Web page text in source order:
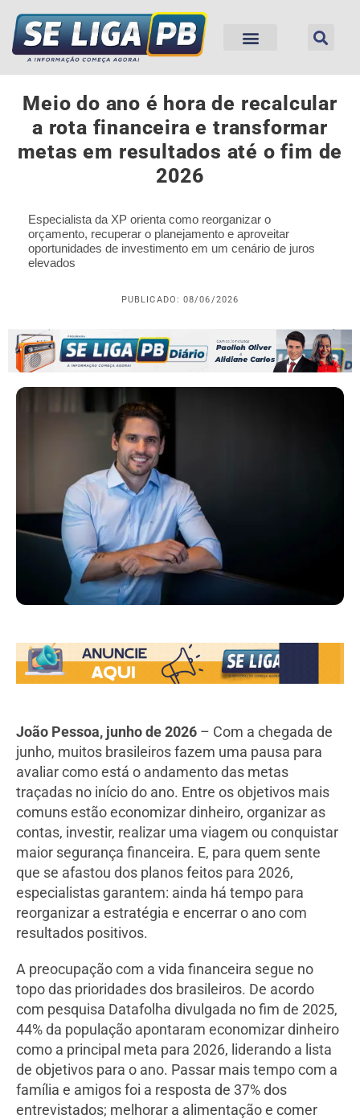
Meio do ano é hora de recalcular
a rota financeira e transformar
metas em resultados até o fim de
2026
Especialista da XP orienta como reorganizar o
orçamento, recuperar o planejamento e aproveitar
oportunidades de investimento em um cenário de juros
elevados
PUBLICADO: 08/06/2026
João Pessoa, junho de 2026 – Com a chegada de
junho, muitos brasileiros fazem uma pausa para
avaliar como está o andamento das metas
traçadas no início do ano. Entre os objetivos mais
comuns estão economizar dinheiro, organizar as
contas, investir, realizar uma viagem ou conquistar
maior segurança financeira. E, para quem sente
que se afastou dos planos feitos para 2026,
especialistas garantem: ainda há tempo para
reorganizar a estratégia e encerrar o ano com
resultados positivos.
A preocupação com a vida financeira segue no
topo das prioridades dos brasileiros. De acordo
com pesquisa Datafolha divulgada no fim de 2025,
44% da população apontaram economizar dinheiro
como a principal meta para 2026, liderando a lista
de objetivos para o ano. Passar mais tempo com a
família e amigos foi a resposta de 37% dos
entrevistados; melhorar a alimentação e comer